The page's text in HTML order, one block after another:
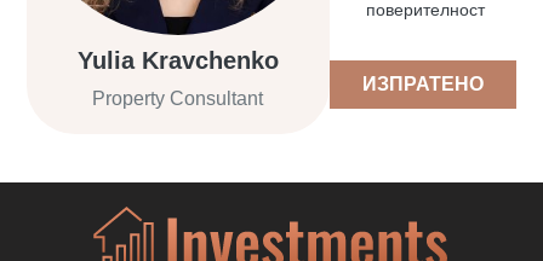
Yulia Kravchenko
Property Consultant
поверителност
ИЗПРАТЕНО